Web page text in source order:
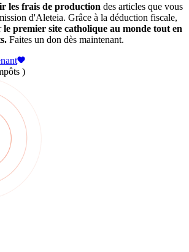
les frais de production des articles que vous
d'Aleteia. Grâce à la déduction fiscale,
le premier site catholique au monde tout en
Faites un don dès maintenant.
)